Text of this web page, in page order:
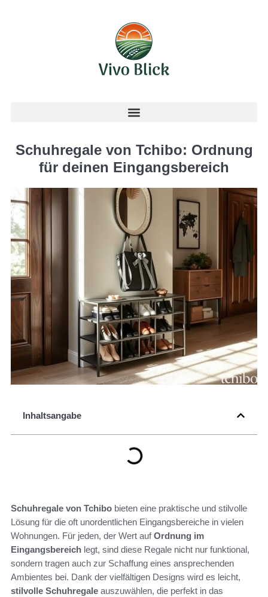
Schuhregale von Tchibo: Ordnung
für deinen Eingangsbereich
Inhaltsangabe
Schuhregale von Tchibo bieten eine praktische und stilvolle
Lösung für die oft unordentlichen Eingangsbereiche in vielen
Wohnungen. Für jeden, der Wert aufOrdnung im
Eingangsbereich legt, sind diese Regale nicht nur funktional,
sondern tragen auch zur Schaffung eines ansprechenden
Ambientes bei. Dank der vielfältigen Designs wird es leicht,
stilvolle Schuhregale auszuwählen, die perfekt in das